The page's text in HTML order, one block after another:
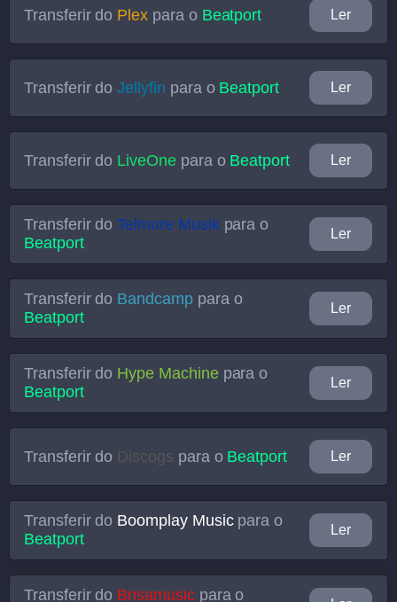
Transferir do Plex para o Beatport Ler
Transferir doJellyfin para o Beatport Ler
Transferir do LiveOnepara o Beatport Ler
Transferir doTelmore Musikpara o
Beatport
Ler
Transferir do Bandcamppara o
Beatport
Ler
Transferir do Hype Machinepara o
Beatport
Ler
Transferir do Discogs para o Beatport Ler
Transferir do Boomplay Musicpara o
Beatport
Ler
Transferir do Brisamusicpara o